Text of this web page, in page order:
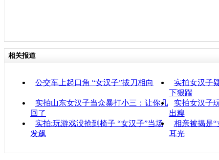
相关报道
公交车上起口角 “女汉子”拔刀相向
实拍女汉子
下狠踹
实拍山东女汉子当众暴打小三：让你几
回了
实拍女汉子
出糗
实拍:玩游戏没抢到椅子 “女汉子”当场
发飙
相亲被揭是“
耳光